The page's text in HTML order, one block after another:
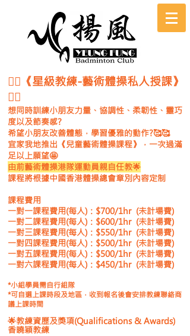
🤸‍♀️《星級教練-藝術體操私人授課》
🤸‍♀️
想同時訓練小朋友力量、協調性、柔韌性、靈巧
度以及節奏感?
希望小朋友改善體態，學習優雅的動作?🥰🥰
宜家我地推出《兒童藝術體操課程》，一次過滿
足以上願望🤩
由前藝術體操港隊運動員親自任教🌟
課程將根據中國香港體操總會章別內容定制
課程費用
一對一課程費用(每人)：$700/1hr (未計場費)
一對二課程費用(每人)：$600/1hr (未計場費)
一對三課程費用(每人)：$550/1hr (未計場費)
一對四課程費用(每人)：$500/1hr (未計場費)
一對五課程費用(每人)：$500/1hr (未計場費)
一對六課程費用(每人)：$450/1hr (未計場費)
*小組學員需自行組隊
*可自選上課時段及地區，收到報名後會安排教練聯絡商
議上課時間
🌟教練資歷及獎項(Qualifications & Awards)
香曉穎教練